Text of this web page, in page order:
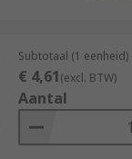
Subtotaal (1 eenheid)
€ 4,61(excl. BTW)
Aantal